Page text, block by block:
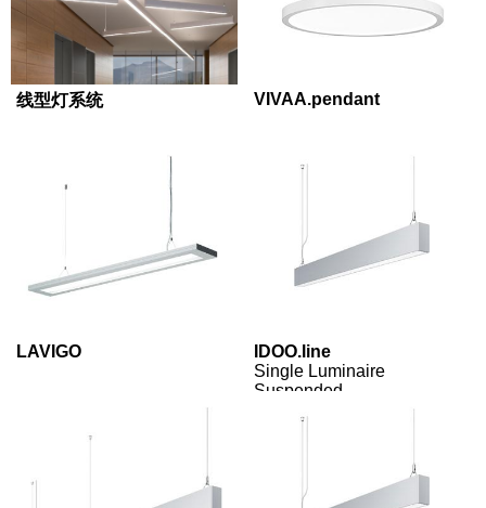
线型灯系统 VIVAA.pendant
LAVIGO
IDOO.line
Single Luminaire
Suspended